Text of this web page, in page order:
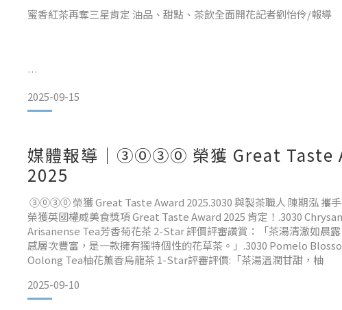
蜜香紅茶再奪三星肯定 油品、甜點、茶飲全面開花記者劉怡伶/報導
Awards）榮獲佳績，茶葉、油品與加工食品等三大類別計有20件產
其中，「清風茶園」與「名鶴茶園」的蜜香紅茶勇奪三星最高榮譽，
僅是自然風光之地，更是孕育世界級農產品的寶地。（圖：花蓮縣政
表示，英國美食大賞被譽為「美食界的奧斯卡獎」，由英國美食協會
含國際知名主廚、營養師、食
2025-09-15
媒體報導｜③⓪③⓪ 榮獲 Great Taste
2025
③⓪③⓪ 榮獲 Great Taste Award 2025.3030 與製茶職人 陳期泓 攜
榮獲英國權威美食獎項 Great Taste Award 2025 肯定！.3030
Arisanense Tea芳香菊花茶 2-Star 評價評審讚賞：「茶湯清澈如晨
感層次豐富，是一款擁有獨特個性的花草茶。」.3030 Pomelo
Oolong Tea柚花薰香烏龍茶 1-Star評審評價:「茶湯溫潤甘甜，柚
2025-09-10